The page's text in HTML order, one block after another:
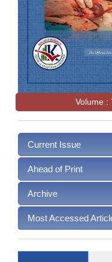
Volume :
Current Issue
Ahead of Print
Archive
Most Accessed